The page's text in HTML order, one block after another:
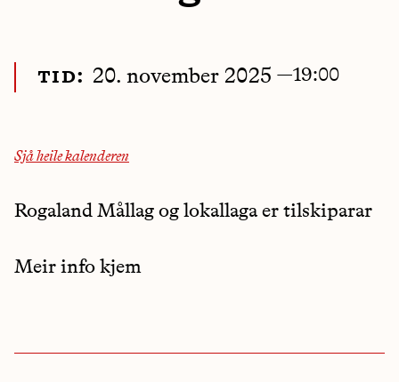
tid: 20. november 2025 —19:00
Sjå heile kalenderen
Rogaland Mållag og lokallaga er tilskiparar
Meir info kjem